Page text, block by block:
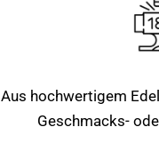
Aus hochwertigem
Geschmacks-